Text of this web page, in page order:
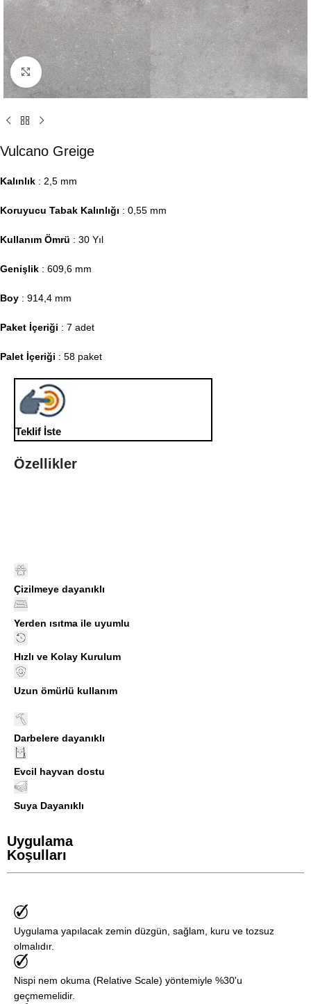
Click to enlarge
Vulcano Greige
Kalınlık : 2,5 mm
Koruyucu Tabak Kalınlığı : 0,55 mm
Kullanım Ömrü : 30 Yıl
Genişlik : 609,6 mm
Boy : 914,4 mm
Paket İçeriği : 7 adet
Palet İçeriği : 58 paket
Teklif İste
Özellikler
Çizilmeye dayanıklı
Yerden ısıtma ile uyumlu
Hızlı ve Kolay Kurulum
Uzun ömürlü kullanım
Darbelere dayanıklı
Evcil hayvan dostu
Suya Dayanıklı
Uygulama
Koşulları
Uygulama yapılacak zemin düzgün, sağlam, kuru ve tozsuz
olmalıdır.
Nispi nem okuma (Relative Scale) yöntemiyle %30'u
geçmemelidir.